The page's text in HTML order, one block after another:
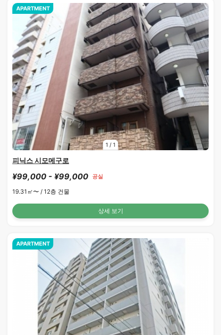
1 / 1
APARTMENT
피닉스 시모메구로
¥99,000 - ¥99,000 공실
19.31㎡〜 / 12층 건물
상세 보기
APARTMENT